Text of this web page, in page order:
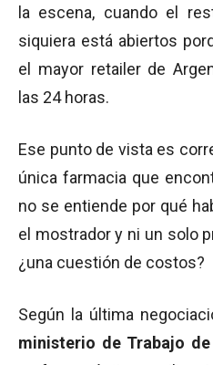
la escena, cuando el
siquiera está abiertos
el mayor retailer de
las 24 horas.
Ese punto de vista es
única farmacia que
no se entiende por qué
el mostrador y ni un solo
¿una cuestión de costos?
Según la última
ministerio de Trabajo